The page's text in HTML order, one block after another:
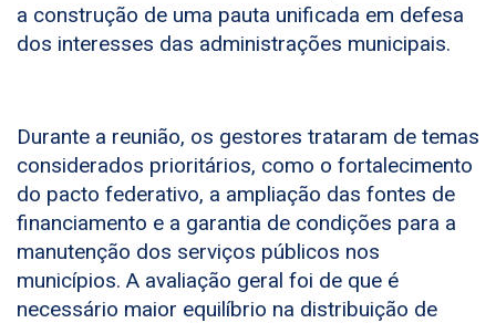
a construção de uma pauta unificada em defesa
dos interesses das administrações municipais.
Durante a reunião, os gestores trataram de temas
considerados prioritários, como o fortalecimento
do pacto federativo, a ampliação das fontes de
financiamento e a garantia de condições para a
manutenção dos serviços públicos nos
municípios. A avaliação geral foi de que é
necessário maior equilíbrio na distribuição de